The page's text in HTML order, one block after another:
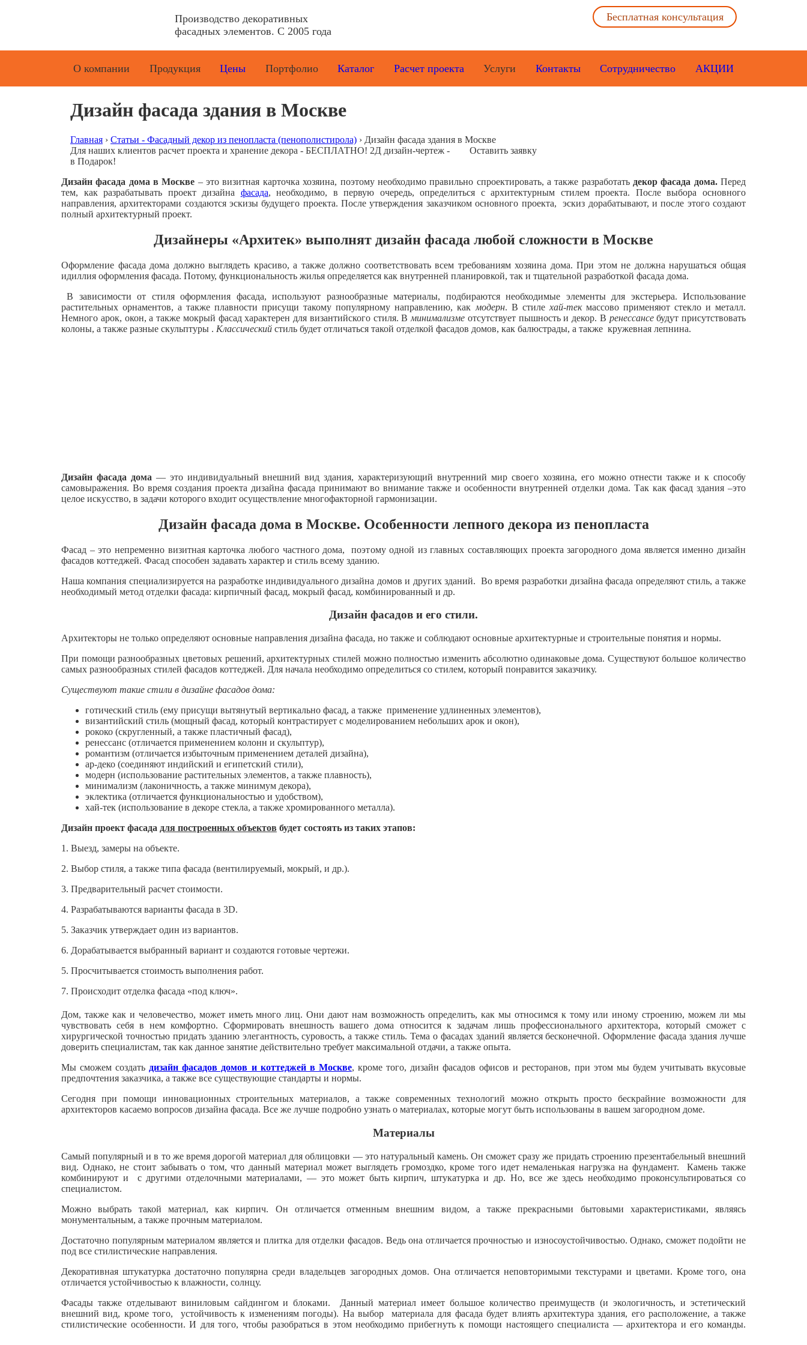
Производство декоративных
фасадных элементов. С 2005 года
Бесплатная консультация
О компании Продукция Цены Портфолио Каталог Расчет проекта Услуги Контакты Сотрудничество АКЦИИ
Дизайн фасада здания в Москве
Главная › Статьи - Фасадный декор из пенопласта (пенополистирола) › Дизайн фасада здания в Москве
Для наших клиентов расчет проекта и хранение декора - БЕСПЛАТНО! 2Д дизайн-чертеж -
в Подарок!
Оставить заявку
Дизайн фасада дома в Москве – это визитная карточка хозяина, поэтому необходимо правильно спроектировать, а также разработать декор фасада дома.Перед
тем, как разрабатывать проект дизайна фасада, необходимо, в первую очередь, определиться с архитектурным стилем проекта. После выбора основного
направления, архитекторами создаются эскизы будущего проекта. После утверждения заказчиком основного проекта, эскиз дорабатывают, и после этого создают
полный архитектурный проект.
Дизайнеры «Архитек» выполнят дизайн фасада любой сложности в Москве
Оформление фасада дома должно выглядеть красиво, а также должно соответствовать всем требованиям хозяина дома. При этом не должна нарушаться общая
идиллия оформления фасада. Потому, функциональность жилья определяется как внутренней планировкой, так и тщательной разработкой фасада дома.
В зависимости от стиля оформления фасада, используют разнообразные материалы, подбираются необходимые элементы для экстерьера. Использование
растительных орнаментов, а также плавности присущи такому популярному направлению, как модерн. В стиле хай-текмассово применяют стекло и металл.
Немного арок, окон, а также мокрый фасад характерен для византийского стиля. В минимализме отсутствует пышность и декор. В ренессансебудут присутствовать
колоны, а также разные скульптуры . Классический стиль будет отличаться такой отделкой фасадов домов, как балюстрады, а также кружевная лепнина.
Дизайн фасада дома — это индивидуальный внешний вид здания, характеризующий внутренний мир своего хозяина, его можно отнести также и к способу
самовыражения. Во время создания проекта дизайна фасада принимают во внимание также и особенности внутренней отделки дома. Так как фасад здания –это
целое искусство, в задачи которого входит осуществление многофакторной гармонизации.
Дизайн фасада дома в Москве. Особенности лепного декора из пенопласта
Фасад – это непременно визитная карточка любого частного дома, поэтому одной из главных составляющих проекта загородного дома является именно дизайн
фасадов коттеджей. Фасад способен задавать характер и стиль всему зданию.
Наша компания специализируется на разработке индивидуального дизайна домов и других зданий. Во время разработки дизайна фасада определяют стиль, а также
необходимый метод отделки фасада: кирпичный фасад, мокрый фасад, комбинированный и др.
Дизайн фасадов и его стили.
Архитекторы не только определяют основные направления дизайна фасада, но также и соблюдают основные архитектурные и строительные понятия и нормы.
При помощи разнообразных цветовых решений, архитектурных стилей можно полностью изменить абсолютно одинаковые дома. Существуют большое количество
самых разнообразных стилей фасадов коттеджей. Для начала необходимо определиться со стилем, который понравится заказчику.
Существуют такие стили в дизайне фасадов дома:
готический стиль (ему присущи вытянутый вертикально фасад, а также применение удлиненных элементов),
византийский стиль (мощный фасад, который контрастирует с моделированием небольших арок и окон),
рококо (скругленный, а также пластичный фасад),
ренессанс (отличается применением колонн и скульптур),
романтизм (отличается избыточным применением деталей дизайна),
ар-деко (соединяют индийский и египетский стили),
модерн (использование растительных элементов, а также плавность),
минимализм (лаконичность, а также минимум декора),
эклектика (отличается функциональностью и удобством),
хай-тек (использование в декоре стекла, а также хромированного металла).
Дизайн проект фасада для построенных объектов будет состоять из таких этапов:
1. Выезд, замеры на объекте.
2. Выбор стиля, а также типа фасада (вентилируемый, мокрый, и др.).
3. Предварительный расчет стоимости.
4. Разрабатываются варианты фасада в 3D.
5. Заказчик утверждает один из вариантов.
6. Дорабатывается выбранный вариант и создаются готовые чертежи.
5. Просчитывается стоимость выполнения работ.
7. Происходит отделка фасада «под ключ».
Дом, также как и человечество, может иметь много лиц. Они дают нам возможность определить, как мы относимся к тому или иному строению, можем ли мы
чувствовать себя в нем комфортно. Сформировать внешность вашего дома относится к задачам лишь профессионального архитектора, который сможет с
хирургической точностью придать зданию элегантность, суровость, а также стиль. Тема о фасадах зданий является бесконечной. Оформление фасада здания лучше
доверить специалистам, так как данное занятие действительно требует максимальной отдачи, а также опыта.
Мы сможем создать дизайн фасадов домов и коттеджей в Москве, кроме того, дизайн фасадов офисов и ресторанов, при этом мы будем учитывать вкусовые
предпочтения заказчика, а также все существующие стандарты и нормы.
Сегодня при помощи инновационных строительных материалов, а также современных технологий можно открыть просто бескрайние возможности для
архитекторов касаемо вопросов дизайна фасада. Все же лучше подробно узнать о материалах, которые могут быть использованы в вашем загородном доме.
Материалы
Самый популярный и в то же время дорогой материал для облицовки — это натуральный камень. Он сможет сразу же придать строению презентабельный внешний
вид. Однако, не стоит забывать о том, что данный материал может выглядеть громоздко, кроме того идет немаленькая нагрузка на фундамент. Камень также
комбинируют и с другими отделочными материалами, — это может быть кирпич, штукатурка и др. Но, все же здесь необходимо проконсультироваться со
специалистом.
Можно выбрать такой материал, как кирпич. Он отличается отменным внешним видом, а также прекрасными бытовыми характеристиками, являясь
монументальным, а также прочным материалом.
Достаточно популярным материалом является и плитка для отделки фасадов. Ведь она отличается прочностью и износоустойчивостью. Однако, сможет подойти не
под все стилистические направления.
Декоративная штукатурка достаточно популярна среди владельцев загородных домов. Она отличается неповторимыми текстурами и цветами. Кроме того, она
отличается устойчивостью к влажности, солнцу.
Фасады также отделывают виниловым сайдингом и блоками. Данный материал имеет большое количество преимуществ (и экологичность, и эстетический
внешний вид, кроме того, устойчивость к изменениям погоды). На выбор материала для фасада будет влиять архитектура здания, его расположение, а также
стилистические особенности. И для того, чтобы разобраться в этом необходимо прибегнуть к помощи настоящего специалиста — архитектора и его команды.